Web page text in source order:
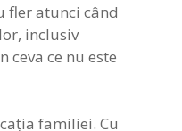
fler atunci când
inclusiv
ceva ce nu este
familiei. Cu